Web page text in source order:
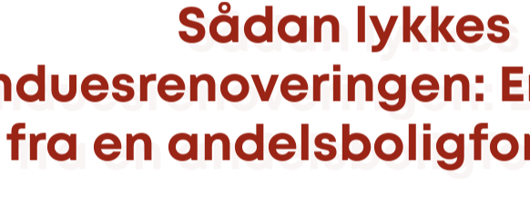
Sådan
lykkes
fra en